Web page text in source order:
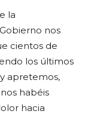
la
nos
cientos de
los últimos
apretemos,
habéis
hacia